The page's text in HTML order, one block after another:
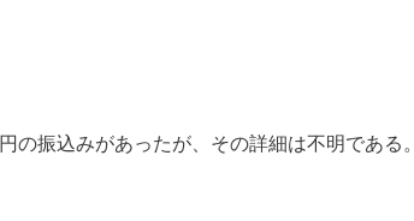
円の振込みがあったが、その詳細は不明である。